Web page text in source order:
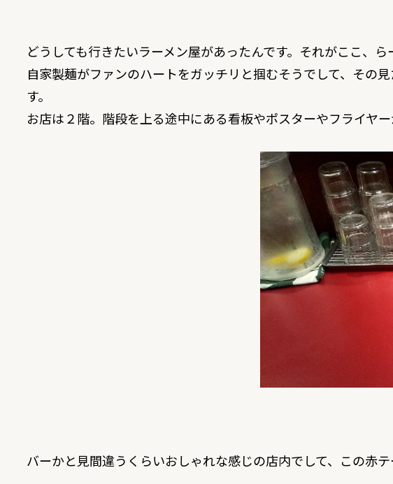
どうしても行きたいラーメン屋があったんです。それがここ、
自家製麺がファンのハートをガッチリと掴むそうでして、その
す。
お店は２階。階段を上る途中にある看板やポスターやフライヤ
バーかと見間違うくらいおしゃれな感じの店内でして、この赤